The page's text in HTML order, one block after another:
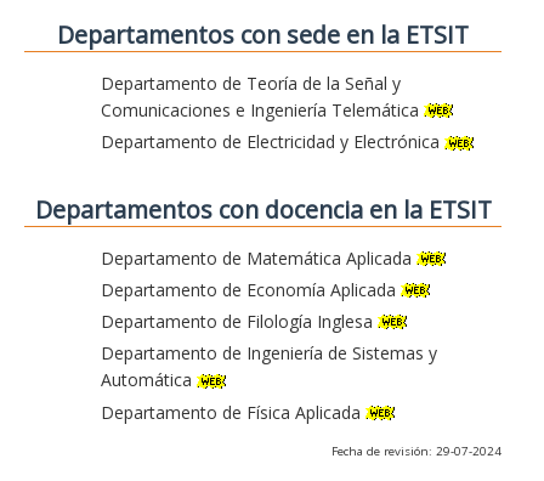
Departamentos con sede en la ETSIT
Departamento de Teoría de la Señal y
Comunicaciones e Ingeniería Telemática
Departamento de Electricidad y Electrónica
Departamentos con docencia en la ETSIT
Departamento de Matemática Aplicada
Departamento de Economía Aplicada
Departamento de Filología Inglesa
Departamento de Ingeniería de Sistemas y
Automática
Departamento de Física Aplicada
Fecha de revisión: 29-07-2024